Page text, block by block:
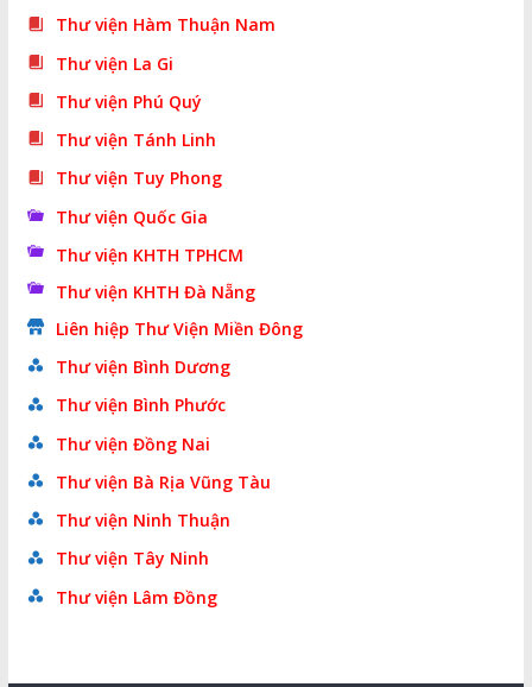
Thư viện Hàm Thuận Nam
Thư viện La Gi
Thư viện Phú Quý
Thư viện Tánh Linh
Thư viện Tuy Phong
Thư viện Quốc Gia
Thư viện KHTH TPHCM
Thư viện KHTH Đà Nẵng
Liên hiệp Thư Viện Miền Đông
Thư viện Bình Dương
Thư viện Bình Phước
Thư viện Đồng Nai
Thư viện Bà Rịa Vũng Tàu
Thư viện Ninh Thuận
Thư viện Tây Ninh
Thư viện Lâm Đồng